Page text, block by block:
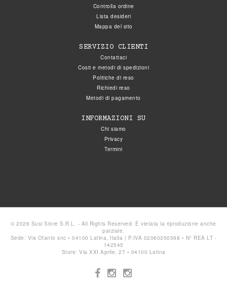
Controlla ordine
Lista desideri
Mappa del sito
SERVIZIO CLIENTI
Contattaci
Costi e metodi di spedizioni
Politiche di reso
Richiedi reso
Metodi di pagamento
INFORMAZIONI SU
Chi siamo
Privacy
Termini
© 2026 Susi Store S.R.L. - All Rights Reserved. È vietata la riproduzione anche
parziale.
Sede: Via Ofanto snc • 04100 Latina, Italia | P.IVA 02060350598 • N° REA LT -
142545
Store: Via XXI Aprile, 27 • 04100 Latina